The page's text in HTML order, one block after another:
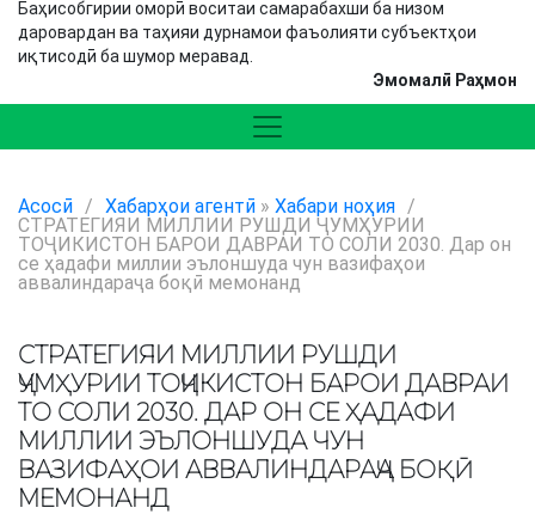
Баҳисобгирии оморӣ воситаи самарабахши ба низом
даровардан ва таҳияи дурнамои фаъолияти субъектҳои
иқтисодӣ ба шумор меравад.
Эмомалӣ Раҳмон
Асосӣ / Хабарҳои агентӣ » Хабари ноҳия /
СТРАТЕГИЯИ МИЛЛИИ РУШДИ ҶУМҲУРИИ
ТОҶИКИСТОН БАРОИ ДАВРАИ ТО СОЛИ 2030. Дар он
се ҳадафи миллии эълоншуда чун вазифаҳои
аввалиндараҷа боқӣ мемонанд
СТРАТЕГИЯИ МИЛЛИИ РУШДИ
ҶУМҲУРИИ ТОҶИКИСТОН БАРОИ ДАВРАИ
ТО СОЛИ 2030. ДАР ОН СЕ ҲАДАФИ
МИЛЛИИ ЭЪЛОНШУДА ЧУН
ВАЗИФАҲОИ АВВАЛИНДАРАҶА БОҚӢ
МЕМОНАНД